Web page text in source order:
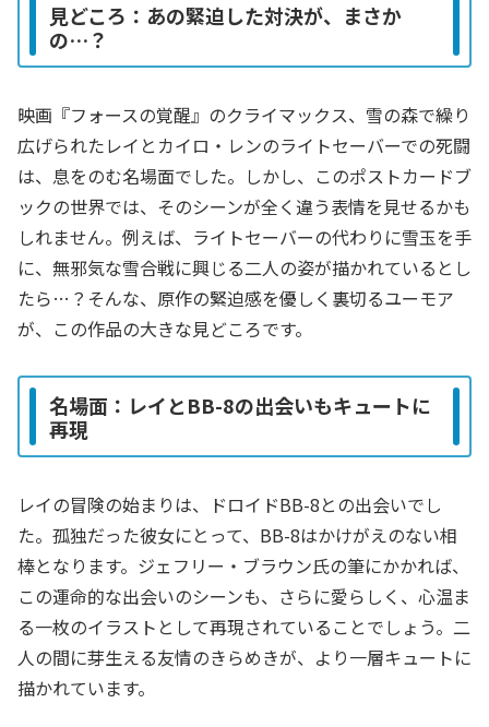
見どころ：あの緊迫した対決が、まさか
の…？
映画『フォースの覚醒』のクライマックス、雪の森で繰り
広げられたレイとカイロ・レンのライトセーバーでの死闘
は、息をのむ名場面でした。しかし、このポストカードブ
ックの世界では、そのシーンが全く違う表情を見せるかも
しれません。例えば、ライトセーバーの代わりに雪玉を手
に、無邪気な雪合戦に興じる二人の姿が描かれているとし
たら…？そんな、原作の緊迫感を優しく裏切るユーモア
が、この作品の大きな見どころです。
名場面：レイとBB-8の出会いもキュートに
再現
レイの冒険の始まりは、ドロイドBB-8との出会いでし
た。孤独だった彼女にとって、BB-8はかけがえのない相
棒となります。ジェフリー・ブラウン氏の筆にかかれば、
この運命的な出会いのシーンも、さらに愛らしく、心温ま
る一枚のイラストとして再現されていることでしょう。二
人の間に芽生える友情のきらめきが、より一層キュートに
描かれています。